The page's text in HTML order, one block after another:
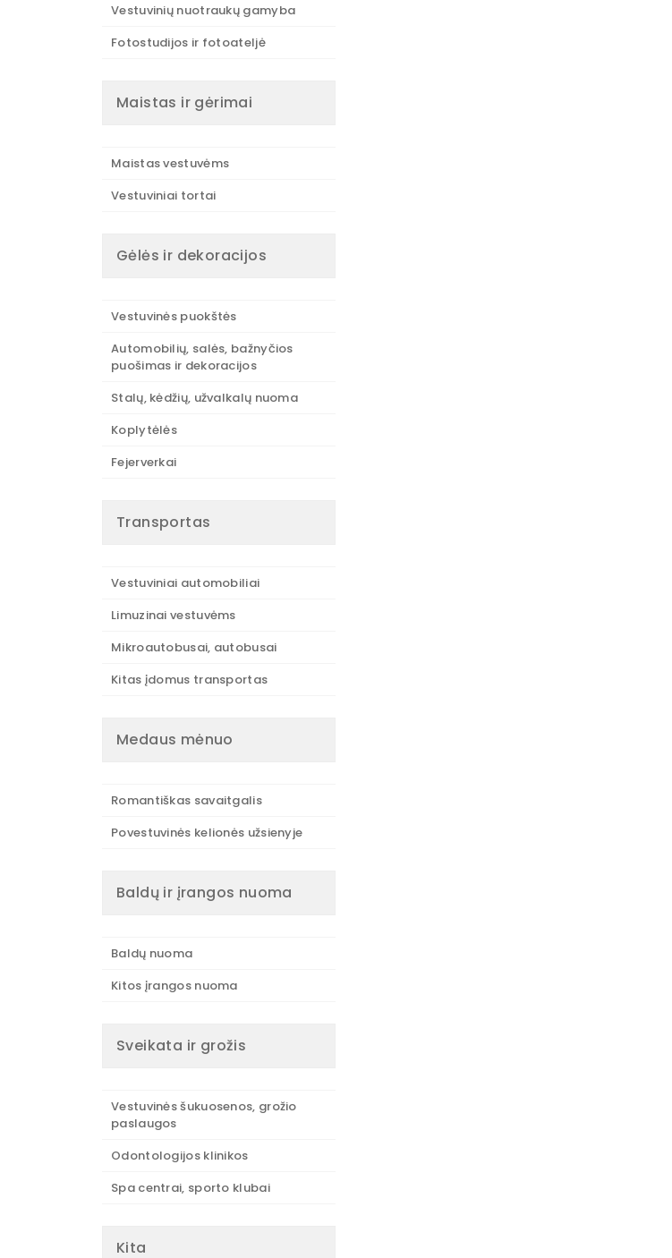
Vestuvinių nuotraukų gamyba
Fotostudijos ir fotoateljė
Maistas ir gėrimai
Maistas vestuvėms
Vestuviniai tortai
Gėlės ir dekoracijos
Vestuvinės puokštės
Automobilių, salės, bažnyčios
puošimas ir dekoracijos
Stalų, kėdžių, užvalkalų nuoma
Koplytėlės
Fejerverkai
Transportas
Vestuviniai automobiliai
Limuzinai vestuvėms
Mikroautobusai, autobusai
Kitas įdomus transportas
Medaus mėnuo
Romantiškas savaitgalis
Povestuvinės kelionės užsienyje
Baldų ir įrangos nuoma
Baldų nuoma
Kitos įrangos nuoma
Sveikata ir grožis
Vestuvinės šukuosenos, grožio
paslaugos
Odontologijos klinikos
Spa centrai, sporto klubai
Kita